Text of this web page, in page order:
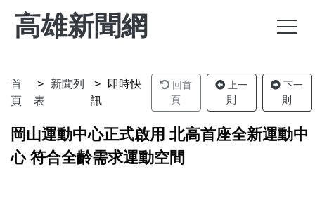
高雄新聞網
首
頁
新聞列
表
即時快
訊
回首
頁
上一
則
下一
則
岡山運動中心正式啟用 北高首座全新運動中
心 符合全齡需求運動空間